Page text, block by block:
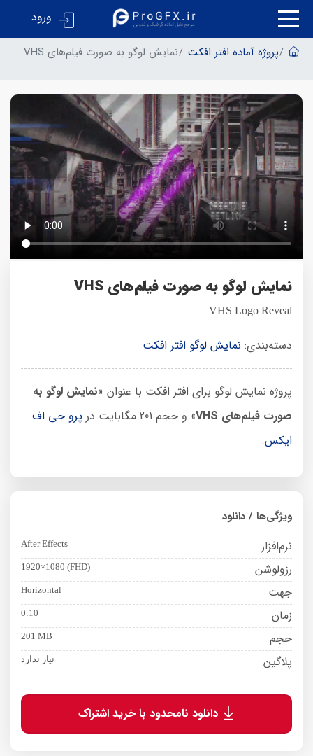
ورود
پروژه آماده افتر افکت نمایش لوگو به صورت فیلم‌های VHS
نمایش لوگو به صورت فیلم‌های VHS
VHS Logo Reveal
دسته‌بندی: نمایش لوگو افتر افکت
پروژه نمایش لوگو برای افتر افکت با عنوان «نمایش لوگو به
صورت فیلم‌های VHS
» و حجم 201 مگابایت در
پرو جی اف
ایکس.
ویژگی‌ها / دانلود
نرم‌افزار After Effects
رزولوشن 1920×1080 (FHD)
جهت Horizontal
زمان 0:10
حجم 201 MB
پلاگین نیاز ندارد
دانلود نامحدود با خرید اشتراک